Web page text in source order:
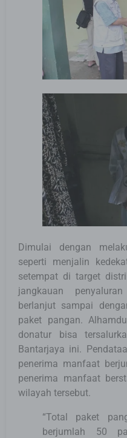
Dimulai dengan
seperti menjalin
setempat di target
jangkauan
berlanjut sampai
paket pangan.
donatur bisa
Bantarjaya ini.
penerima manfaat
penerima manfaat
wilayah tersebut.
“Total paket
berjumlah 50